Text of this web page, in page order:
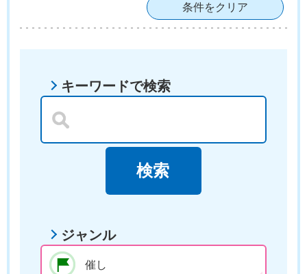
条件をクリア
キーワードで検索
ジャンル
催し